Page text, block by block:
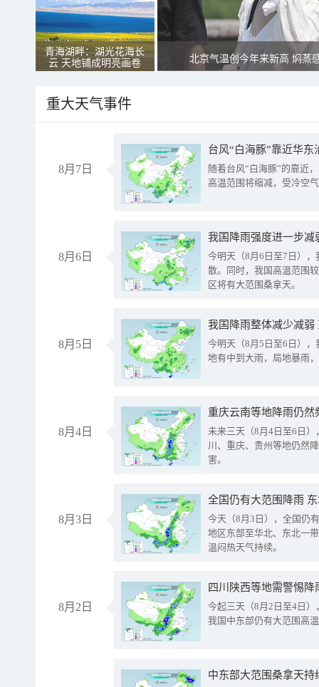
青海湖畔：湖光花海长
云 天地铺成明亮画卷
北京气温创今年来新高 焖蒸
重大天气事件
8月7日
台风“白海豚”靠近华
随着台风“白海豚”的靠近
高温范围将缩减，受冷空
8月6日
今明天（8月6日至7日）
散。同时，我国高温范围
区将有大范围桑拿天。
8月5日
我国降雨整体减少减弱
今明天（8月5日至6日）
地有中到大雨，局地暴雨
8月4日
重庆云南等地降雨仍然
未来三天（8月4日至6日
川、重庆、贵州等地仍然
害。
8月3日
全国仍有大范围降雨
今天（8月3日），全国仍
地区东部至华北、东北一
温闷热天气持续。
8月2日
今起三天（8月2日至4日
我国中东部仍有大范围高
中东部大范围桑拿天